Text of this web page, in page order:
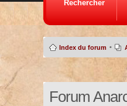
Rechercher
Index du forum •
Forum